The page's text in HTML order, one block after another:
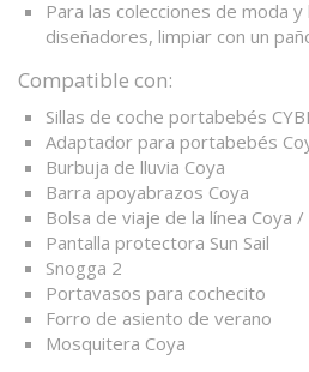
Para las colecciones de moda
diseñadores, limpiar con un
Compatible con:
Sillas de coche portabebés
Adaptador para portabebés
Burbuja de lluvia Coya
Barra apoyabrazos Coya
Bolsa de viaje de la línea Coya
Pantalla protectora Sun Sail
Snogga 2
Portavasos para cochecito
Forro de asiento de verano
Mosquitera Coya